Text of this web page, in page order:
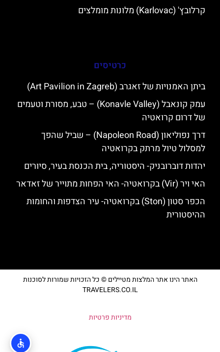
קרלובץ' (Karlovac) מלונות מומלצים
כרטיסים
ביתן האמנויות של זאגרב (Art Pavilion in Zagreb)
עמק קונאבל (Konavle Valley) – טבע, מסורת וטעמים
של דרום קרואטיה
דרך נפוליאון (Napoleon Road) – שביל שהפך
למסלול טיול מרתק בקרואטיה
יהדות דוברובניק- היסטוריה, בית הכנסת בעיר, סיורים
האי ויר (Vir) בקרואטיה- האי הפחות מתוייר של זאדאר
הכפר סטון (Ston) בקרואטיה- עיר הצדפות והחומות
ההיסטורית
האתר הינו אתר המלצות מטיילים © כל הזכויות שמורות לסוכנות
TRAVELERS.CO.IL
מדיניות פרטיות